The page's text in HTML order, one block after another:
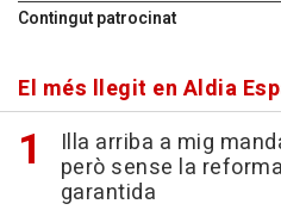
Contingut patrocinat
El més llegit en Aldia
Illa arriba a mig
però sense la
garantida